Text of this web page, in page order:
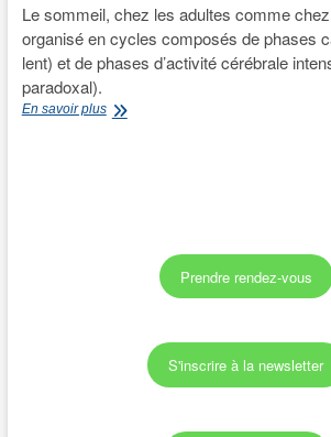
Le sommeil, chez les adultes comme
organisé en cycles composés de phases
lent) et de phases d’activité cérébrale
paradoxal).
En savoir plusLes
Prendre rendez-vous
S'inscrire à la newsletter